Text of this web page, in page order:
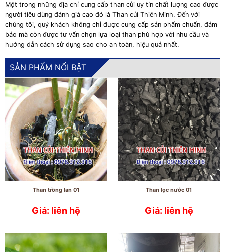
Một trong những địa chỉ cung cấp than củi uy tín chất lượng cao được
người tiêu dùng đánh giá cao đó là Than củi Thiên Minh. Đến với
chúng tôi, quý khách không chỉ được cung cấp sản phẩm chuẩn, đảm
bảo mà còn được tư vấn chọn lựa loại than phù hợp với nhu cầu và
hướng dẫn cách sử dụng sao cho an toàn, hiệu quả nhất.
SẢN PHẨM NỔI BẬT
Than trồng lan 01
Giá: liên hệ
Than lọc nước 01
Giá: liên hệ